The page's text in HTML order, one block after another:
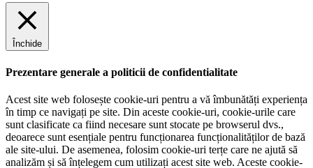
Închide
Prezentare generale a politicii de confidentialitate
Acest site web folosește cookie-uri pentru a vă îmbunătăți experiența
în timp ce navigați pe site. Din aceste cookie-uri, cookie-urile care
sunt clasificate ca fiind necesare sunt stocate pe browserul dvs.,
deoarece sunt esențiale pentru funcționarea funcționalităților de bază
ale site-ului. De asemenea, folosim cookie-uri terțe care ne ajută să
analizăm și să înțelegem cum utilizați acest site web. Aceste cookie-